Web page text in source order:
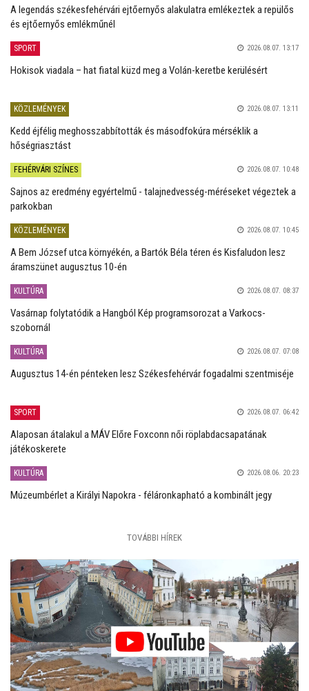
A legendás székesfehérvári ejtőernyős alakulatra emlékeztek a repülős
és ejtőernyős emlékműnél
SPORT 2026.08.07. 13:17
Hokisok viadala – hat fiatal küzd meg a Volán-keretbe kerülésért
KÖZLEMÉNYEK 2026.08.07. 13:11
Kedd éjfélig meghosszabbították és másodfokúra mérséklik a
hőségriasztást
FEHÉRVÁRI SZÍNES 2026.08.07. 10:48
Sajnos az eredmény egyértelmű - talajnedvesség-méréseket végeztek a
parkokban
KÖZLEMÉNYEK 2026.08.07. 10:45
A Bem József utca környékén, a Bartók Béla téren és Kisfaludon lesz
áramszünet augusztus 10-én
KULTÚRA 2026.08.07. 08:37
Vasárnap folytatódik a Hangból Kép programsorozat a Varkocs-
szobornál
KULTÚRA 2026.08.07. 07:08
Augusztus 14-én pénteken lesz Székesfehérvár fogadalmi szentmiséje
SPORT 2026.08.07. 06:42
Alaposan átalakul a MÁV Előre Foxconn női röplabdacsapatának
játékoskerete
KULTÚRA 2026.08.06. 20:23
Múzeumbérlet a Királyi Napokra - féláronkapható a kombinált jegy
TOVÁBBI HÍREK